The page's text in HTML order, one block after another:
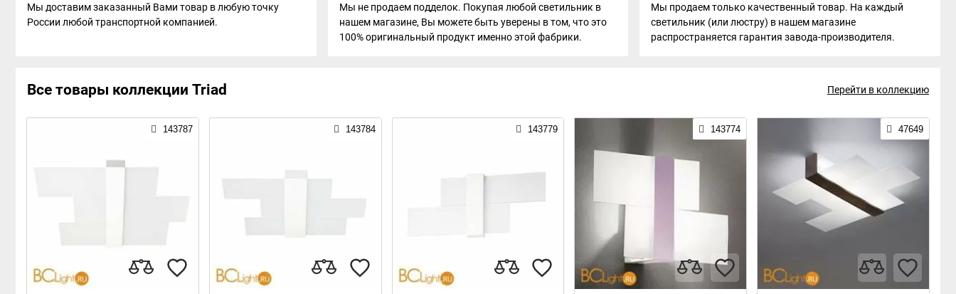
Мы доставим заказанный Вами товар в любую точку
России любой транспортной компанией.
Мы не продаем подделок. Покупая любой светильник в
нашем магазине, Вы можете быть уверены в том, что это
100% оригинальный продукт именно этой фабрики.
Мы продаем только качественный товар. На каждый
светильник (или люстру) в нашем магазине
распространяется гарантия завода-производителя.
Все товары коллекции Triad Перейти в коллекцию
143787 143784 143779 143774 47649